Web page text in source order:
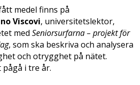
medel finns på
Viscovi, universitetslektor,
med Seniorsurfarna – projekt för
, som ska beskriva och analysera
och otrygghet på nätet.
i tre år.